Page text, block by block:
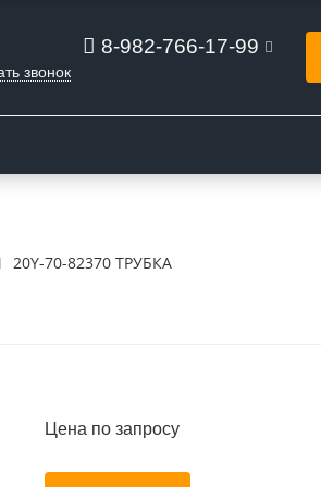
8-982-766-17-99
звонок
20Y-70-82370 ТРУБКА
Цена по запросу